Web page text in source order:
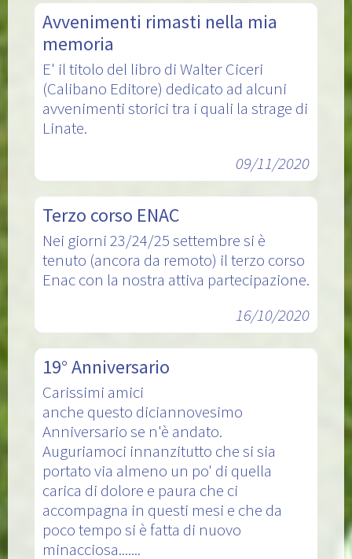
Avvenimenti rimasti nella mia
memoria
E' il titolo del libro di Walter Ciceri
(Calibano Editore) dedicato ad alcuni
avvenimenti storici tra i quali la strage di
Linate.
09/11/2020
Terzo corso ENAC
Nei giorni 23/24/25 settembre si è
tenuto (ancora da remoto) il terzo corso
Enac con la nostra attiva partecipazione.
16/10/2020
19° Anniversario
Carissimi amici
anche questo diciannovesimo
Anniversario se n'è andato.
Auguriamoci innanzitutto che si sia
portato via almeno un po' di quella
carica di dolore e paura che ci
accompagna in questi mesi e che da
poco tempo si è fatta di nuovo
minacciosa.......